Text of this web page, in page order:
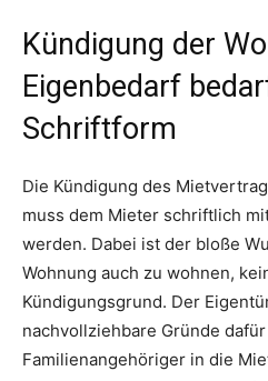
Kündigung der
Eigenbedarf
Schriftform
Die Kündigung des
muss dem Mieter schriftlich
werden. Dabei ist der bloße
Wohnung auch zu wohnen,
Kündigungsgrund. Der
nachvollziehbare Gründe
Familienangehöriger in die